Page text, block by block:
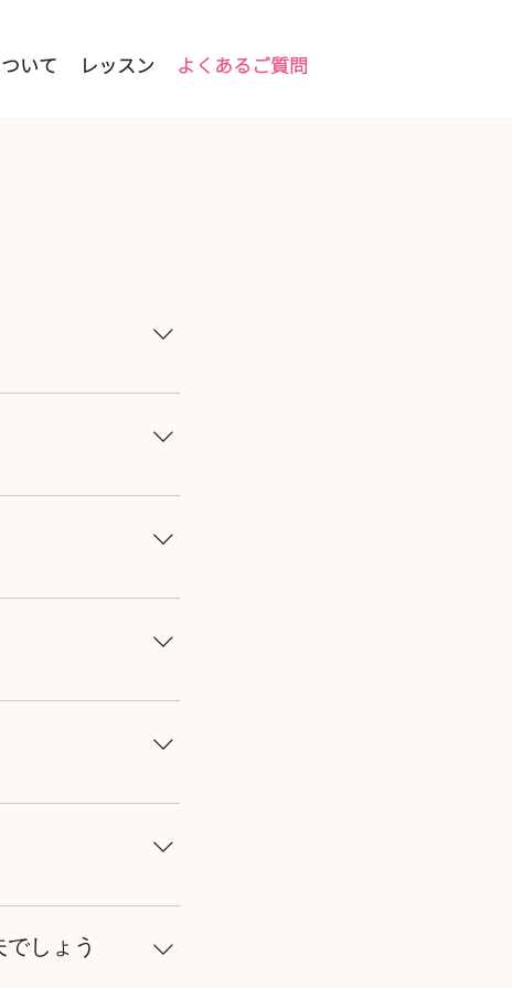
いて レッスン よくあるご質問
分かりやすいもの
します）をお持ち
手数料はご負担いた
連絡ください。定員
ン料は、欠席、キャ
いただけます。 振
早めにご連絡くだ
複、変更となる場合
人とのレッスン、
しょう